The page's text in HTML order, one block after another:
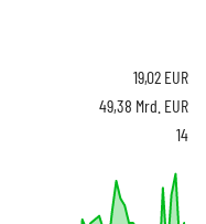
19,02 EUR
49,38 Mrd. EUR
14